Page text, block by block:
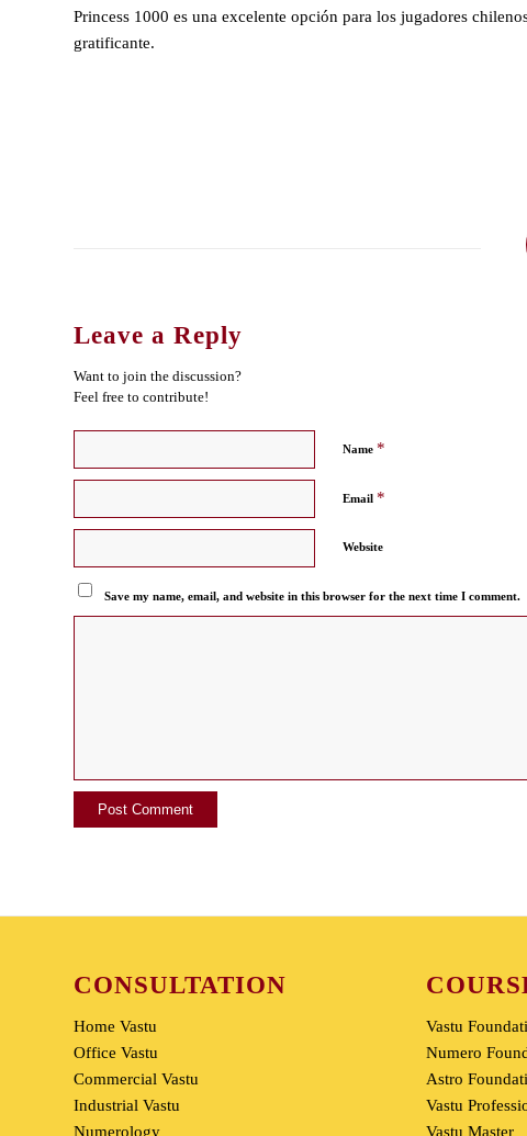
Princess 1000 es una excelente opción para los jugadores
gratificante.
Leave a Reply
Want to join the discussion?
Feel free to contribute!
Name *
Email *
Website
Save my name, email, and website in this browser for the next time I comment.
CONSULTATION
Home Vastu
Office Vastu
Commercial Vastu
Industrial Vastu
Numerology
Vastu
Numero
Astro
Vastu
Vastu Master